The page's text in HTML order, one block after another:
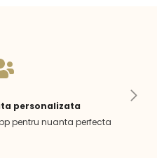
personalizata
pentru nuanta perfecta